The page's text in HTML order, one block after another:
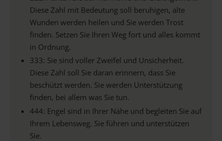
Diese Zahl mit Bedeutung soll beruhigen, alte
Wunden werden heilen und Sie werden Trost
finden. Setzen Sie Ihren Weg fort und alles kommt
in Ordnung.
333: Sie sind voller Zweifel und Unsicherheit.
Diese Zahl soll Sie daran erinnern, dass Sie
beschützt werden. Sie werden Unterstützung
finden, bei allem was Sie tun.
444: Engel sind in Ihrer Nähe und begleiten Sie auf
Ihrem Lebensweg. Sie führen und unterstützen
Sie.